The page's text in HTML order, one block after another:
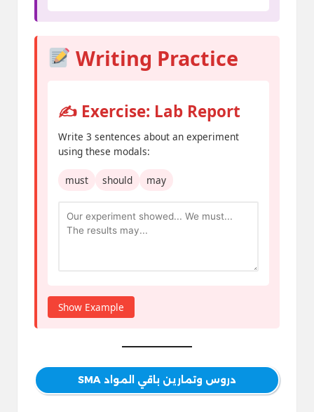
Writing Practice
✍️ Exercise: Lab Report
Write 3 sentences about an experiment
using these modals:
must should may
Show Example
دروس وتمارين باقي المواد SMA